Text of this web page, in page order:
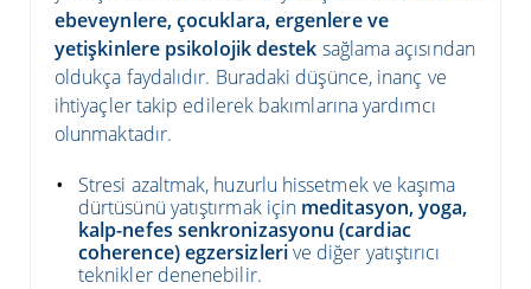
ebeveynlere, çocuklara, ergenlere ve
yetişkinlere psikolojik destek sağlama açısından
oldukça faydalıdır. Buradaki düşünce, inanç ve
ihtiyaçler takip edilerek bakımlarına yardımcı
olunmaktadır.
Stresi azaltmak, huzurlu hissetmek ve kaşıma
dürtüsünü yatıştırmak için meditasyon, yoga,
kalp-nefes senkronizasyonu (cardiac
coherence) egzersizlerive diğer yatıştırıcı
teknikler denenebilir.